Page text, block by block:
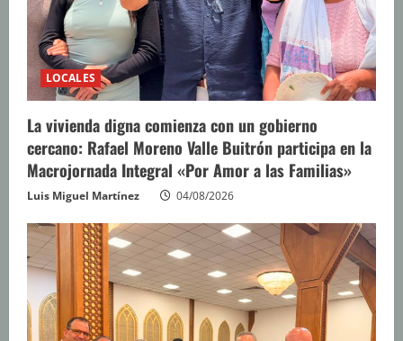
LOCALES
La vivienda digna comienza con un gobierno
cercano: Rafael Moreno Valle Buitrón participa en la
Macrojornada Integral «Por Amor a las Familias»
Luis Miguel Martínez 04/08/2026